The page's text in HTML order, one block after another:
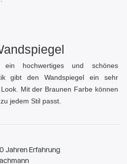
ein hochwertiges und schönes
gibt den Wandspiegel ein sehr
Mit der Braunen Farbe können
jedem Stil passt.
Jahren Erfahrung